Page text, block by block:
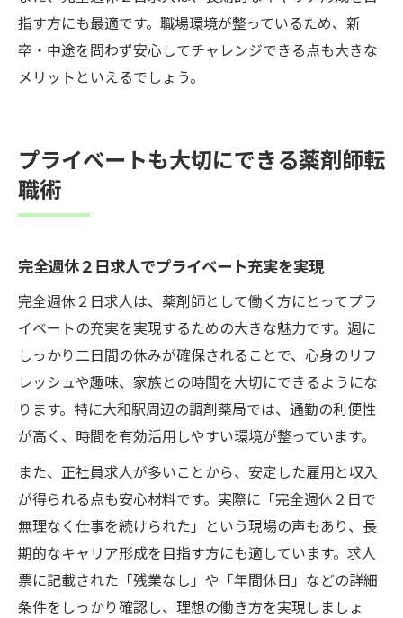
指す方にも最適です。職場環境が整っているため、新
卒・中途を問わず安心してチャレンジできる点も大きな
メリットといえるでしょう。
プライベートも大切にできる薬剤師転
職術
完全週休２日求人でプライベート充実を実現
完全週休２日求人は、薬剤師として働く方にとってプラ
イベートの充実を実現するための大きな魅力です。週に
しっかり二日間の休みが確保されることで、心身のリフ
レッシュや趣味、家族との時間を大切にできるようにな
ります。特に大和駅周辺の調剤薬局では、通勤の利便性
が高く、時間を有効活用しやすい環境が整っています。
また、正社員求人が多いことから、安定した雇用と収入
が得られる点も安心材料です。実際に「完全週休２日で
無理なく仕事を続けられた」という現場の声もあり、長
期的なキャリア形成を目指す方にも適しています。求人
票に記載された「残業なし」や「年間休日」などの詳細
条件をしっかり確認し、理想の働き方を実現しましょ